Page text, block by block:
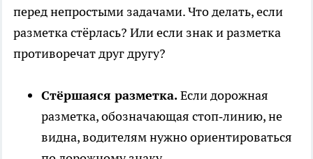
перед непростыми задачами. Что делать, если
разметка стёрлась? Или если знак и разметка
противоречат друг другу?
Стёршаяся разметка.Если дорожная
разметка, обозначающая стоп‑линию, не
видна, водителям нужно ориентироваться